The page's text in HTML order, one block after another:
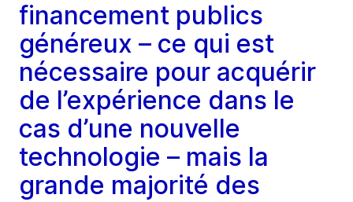
financement publics
généreux – ce qui est
nécessaire pour acquérir
de l’expérience dans le
cas d’une nouvelle
technologie – mais la
grande majorité des